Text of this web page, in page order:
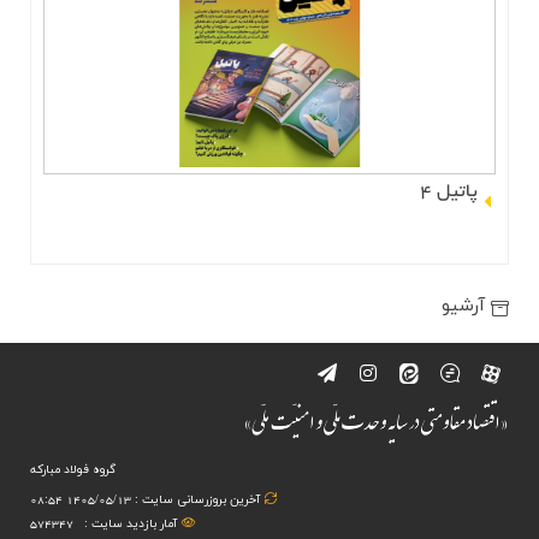
پاتیل ۴
آرشیو
گروه فولاد مبارکه
آخرین بروزرسانی سایت : 1405/05/13 08:54
آمار بازدید سایت :
574347